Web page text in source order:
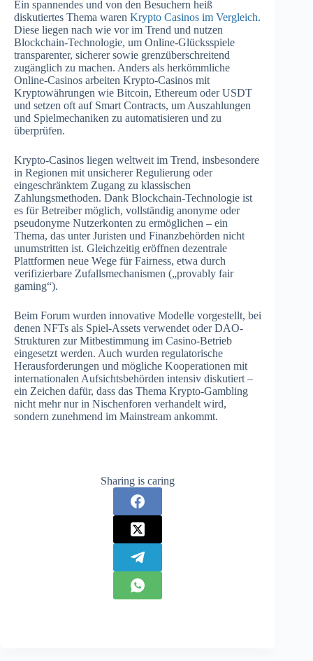
Ein spannendes und von den Besuchern heiß
diskutiertes Thema waren Krypto Casinos im Vergleich.
Diese liegen nach wie vor im Trend und nutzen
Blockchain-Technologie, um Online-Glücksspiele
transparenter, sicherer sowie grenzüberschreitend
zugänglich zu machen. Anders als herkömmliche
Online-Casinos arbeiten Krypto-Casinos mit
Kryptowährungen wie Bitcoin, Ethereum oder USDT
und setzen oft auf Smart Contracts, um Auszahlungen
und Spielmechaniken zu automatisieren und zu
überprüfen.
Krypto-Casinos liegen weltweit im Trend, insbesondere
in Regionen mit unsicherer Regulierung oder
eingeschränktem Zugang zu klassischen
Zahlungsmethoden. Dank Blockchain-Technologie ist
es für Betreiber möglich, vollständig anonyme oder
pseudonyme Nutzerkonten zu ermöglichen – ein
Thema, das unter Juristen und Finanzbehörden nicht
unumstritten ist. Gleichzeitig eröffnen dezentrale
Plattformen neue Wege für Fairness, etwa durch
verifizierbare Zufallsmechanismen („provably fair
gaming“).
Beim Forum wurden innovative Modelle vorgestellt, bei
denen NFTs als Spiel-Assets verwendet oder DAO-
Strukturen zur Mitbestimmung im Casino-Betrieb
eingesetzt werden. Auch wurden regulatorische
Herausforderungen und mögliche Kooperationen mit
internationalen Aufsichtsbehörden intensiv diskutiert –
ein Zeichen dafür, dass das Thema Krypto-Gambling
nicht mehr nur in Nischenforen verhandelt wird,
sondern zunehmend im Mainstream ankommt.
Sharing is caring